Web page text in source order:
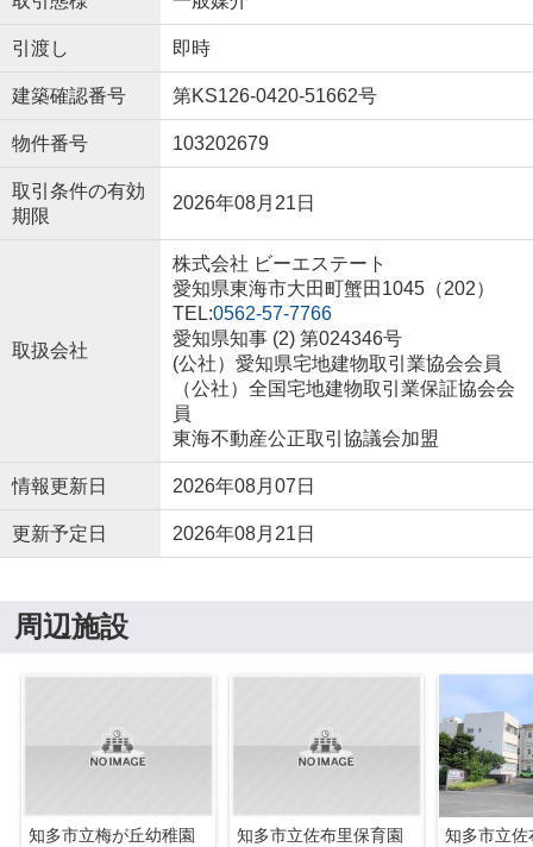
引渡し 即時
建築確認番号 第KS126-0420-51662号
物件番号 103202679
取引条件の有効
期限
2026年08月21日
取扱会社
株式会社 ビーエステート
愛知県東海市大田町蟹田1045（202）
TEL:0562-57-7766
愛知県知事 (2) 第024346号
(公社）愛知県宅地建物取引業協会会員
（公社）全国宅地建物取引業保証協会会
員
東海不動産公正取引協議会加盟
情報更新日 2026年08月07日
更新予定日 2026年08月21日
周辺施設
知多市立梅が丘幼稚園
知多市立佐布里保育園
知多市立佐